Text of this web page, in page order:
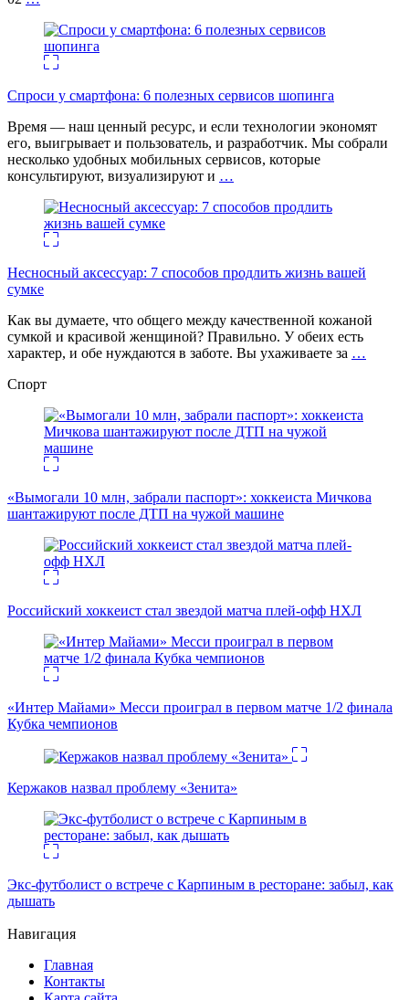
Спроси у смартфона: 6 полезных cервисов шопинга
Время — наш ценный ресурс, и если технологии экономят
его, выигрывает и пользователь, и разработчик. Мы собрали
несколько удобных мобильных сервисов, которые
консультируют, визуализируют и …
Несносный аксессуар: 7 способов продлить жизнь вашей
сумке
Как вы думаете, что общего между качественной кожаной
сумкой и красивой женщиной? Правильно. У обеих есть
характер, и обе нуждаются в заботе. Вы ухаживаете за …
Спорт
«Вымогали 10 млн, забрали паспорт»: хоккеиста Мичкова
шантажируют после ДТП на чужой машине
Российский хоккеист стал звездой матча плей-офф НХЛ
«Интер Майами» Месси проиграл в первом матче 1/2 финала
Кубка чемпионов
Кержаков назвал проблему «Зенита»
Экс-футболист о встрече с Карпиным в ресторане: забыл, как
дышать
Навигация
Главная
Контакты